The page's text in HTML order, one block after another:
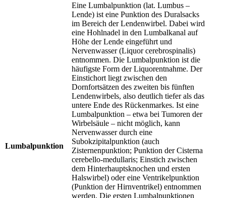
Lumbalpunktion
Eine Lumbalpunktion (lat. Lumbus –
Lende) ist eine Punktion des Duralsacks
im Bereich der Lendenwirbel. Dabei wird
eine Hohlnadel in den Lumbalkanal auf
Höhe der Lende eingeführt und
Nervenwasser (Liquor cerebrospinalis)
entnommen. Die Lumbalpunktion ist die
häufigste Form der Liquorentnahme. Der
Einstichort liegt zwischen den
Dornfortsätzen des zweiten bis fünften
Lendenwirbels, also deutlich tiefer als das
untere Ende des Rückenmarkes. Ist eine
Lumbalpunktion – etwa bei Tumoren der
Wirbelsäule – nicht möglich, kann
Nervenwasser durch eine
Subokzipitalpunktion (auch
Zisternenpunktion; Punktion der Cisterna
cerebello-medullaris; Einstich zwischen
dem Hinterhauptsknochen und ersten
Halswirbel) oder eine Ventrikelpunktion
(Punktion der Hirnventrikel) entnommen
werden. Die ersten Lumbalpunktionen